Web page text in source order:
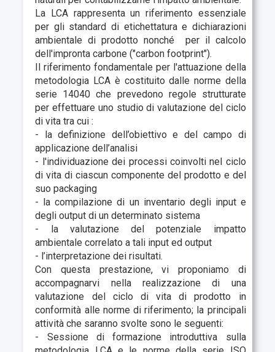
La LCA rappresenta un riferimento essenziale
per gli standard di etichettatura e dichiarazioni
ambientale di prodotto nonché per il calcolo
dell'impronta carbone ("carbon footprint").
Il riferimento fondamentale per l'attuazione della
metodologia LCA è costituito dalle norme della
serie 14040 che prevedono regole strutturate
per effettuare uno studio di valutazione del ciclo
di vita tra cui :
- la definizione dell’obiettivo e del campo di
applicazione dell’analisi
- l'individuazione dei processi coinvolti nel ciclo
di vita di ciascun componente del prodotto e del
suo packaging
- la compilazione di un inventario degli input e
degli output di un determinato sistema
- la valutazione del potenziale impatto
ambientale correlato a tali input ed output
- l’interpretazione dei risultati.
Con questa prestazione, vi proponiamo di
accompagnarvi nella realizzazione di una
valutazione del ciclo di vita di prodotto in
conformità alle norme di riferimento; la principali
attività che saranno svolte sono le seguenti:
- Sessione di formazione introduttiva sulla